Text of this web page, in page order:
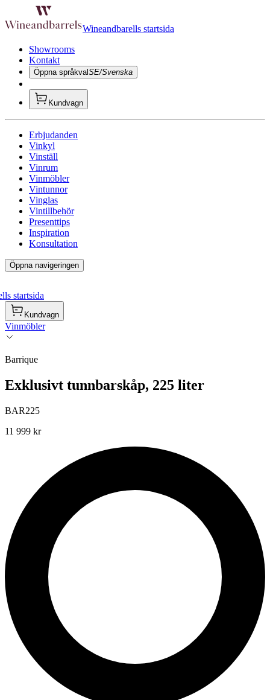
Wineandbarells startsida
Showrooms
Kontakt
Öppna språkvalSE/Svenska
Kundvagn
Erbjudanden
Vinkyl
Vinställ
Vinrum
Vinmöbler
Vintunnor
Vinglas
Vintillbehör
Presenttips
Inspiration
Konsultation
Öppna navigeringen
startsida
Kundvagn
Vinmöbler
Barrique
Exklusivt tunnbarskåp, 225 liter
BAR225
11 999 kr